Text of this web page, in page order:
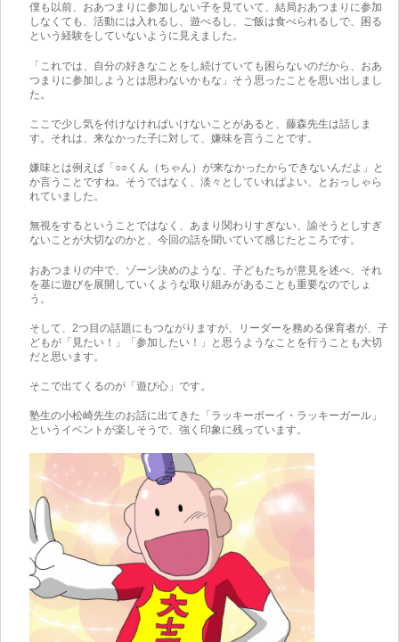
僕も以前、おあつまりに参加しない子を見ていて、結局おあつまりに参加
しなくても、活動には入れるし、遊べるし、ご飯は食べられるしで、困る
という経験をしていないように見えました。
「これでは、自分の好きなことをし続けていても困らないのだから、おあ
つまりに参加しようとは思わないかもな」そう思ったことを思い出しまし
た。
ここで少し気を付けなければいけないことがあると、藤森先生は話しま
す。それは、来なかった子に対して、嫌味を言うことです。
嫌味とは例えば「○○くん（ちゃん）が来なかったからできないんだよ」と
か言うことですね。そうではなく、淡々としていればよい、とおっしゃら
れていました。
無視をするということではなく、あまり関わりすぎない、諭そうとしすぎ
ないことが大切なのかと、今回の話を聞いていて感じたところです。
おあつまりの中で、ゾーン決めのような、子どもたちが意見を述べ、それ
を基に遊びを展開していくような取り組みがあることも重要なのでしょ
う。
そして、2つ目の話題にもつながりますが、リーダーを務める保育者が、子
どもが「見たい！」「参加したい！」と思うようなことを行うことも大切
だと思います。
そこで出てくるのが「遊び心」です。
塾生の小松崎先生のお話に出てきた「ラッキーボーイ・ラッキーガール」
というイベントが楽しそうで、強く印象に残っています。